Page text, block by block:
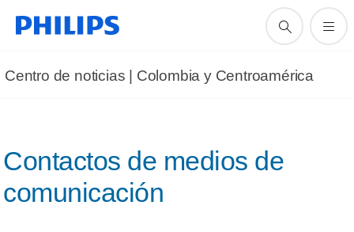
Centro de noticias | Colombia y Centroamérica
Contactos de medios de
comunicación